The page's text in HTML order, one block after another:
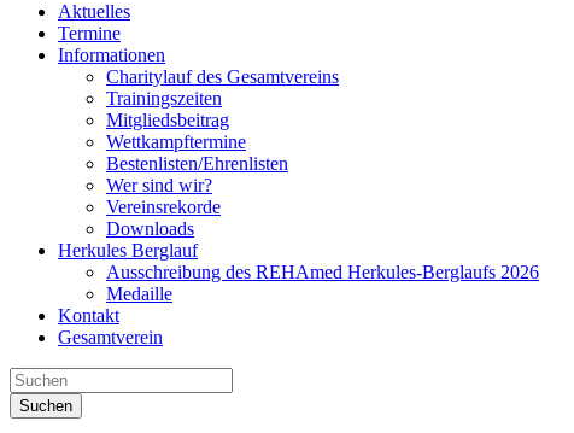
Aktuelles
Termine
Informationen
Charitylauf des Gesamtvereins
Trainingszeiten
Mitgliedsbeitrag
Wettkampftermine
Bestenlisten/Ehrenlisten
Wer sind wir?
Vereinsrekorde
Downloads
Herkules Berglauf
Ausschreibung des REHAmed Herkules-Berglaufs 2026
Medaille
Kontakt
Gesamtverein
Suchen